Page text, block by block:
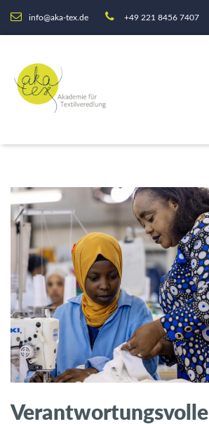
info@aka-tex.de +49 221 8456 7407
Verantwortungsvolle